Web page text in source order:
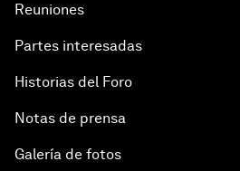
Reuniones
Partes interesadas
Historias del Foro
Notas de prensa
Galería de fotos